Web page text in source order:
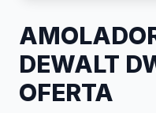
DEWALT
OFERTA